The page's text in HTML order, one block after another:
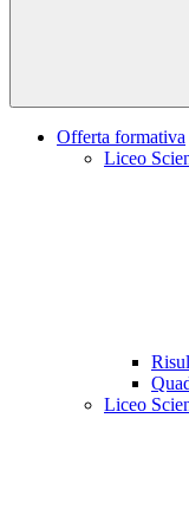
Offerta formativa
Liceo
Liceo